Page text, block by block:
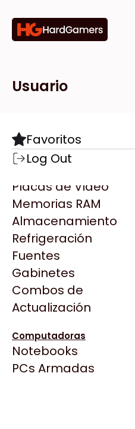
Categorías
Componentes
Motherboards
Microprocesadores
Placas de Video
Memorias RAM
Almacenamiento
Refrigeración
Fuentes
Gabinetes
Combos de
Actualización
Computadoras
Notebooks
PCs Armadas
Marcas
Todas las Marcas
AMD
AULA
Acer
Adata
AeroCool
Antec
Arkham
Asrock
BenQ
CX
Cooler Master
Tiendas
Destacadas
Todas las Tiendas
Usuario
Favoritos
Log Out
WATER COOLER
ARGB
$147.113
Ver producto en la